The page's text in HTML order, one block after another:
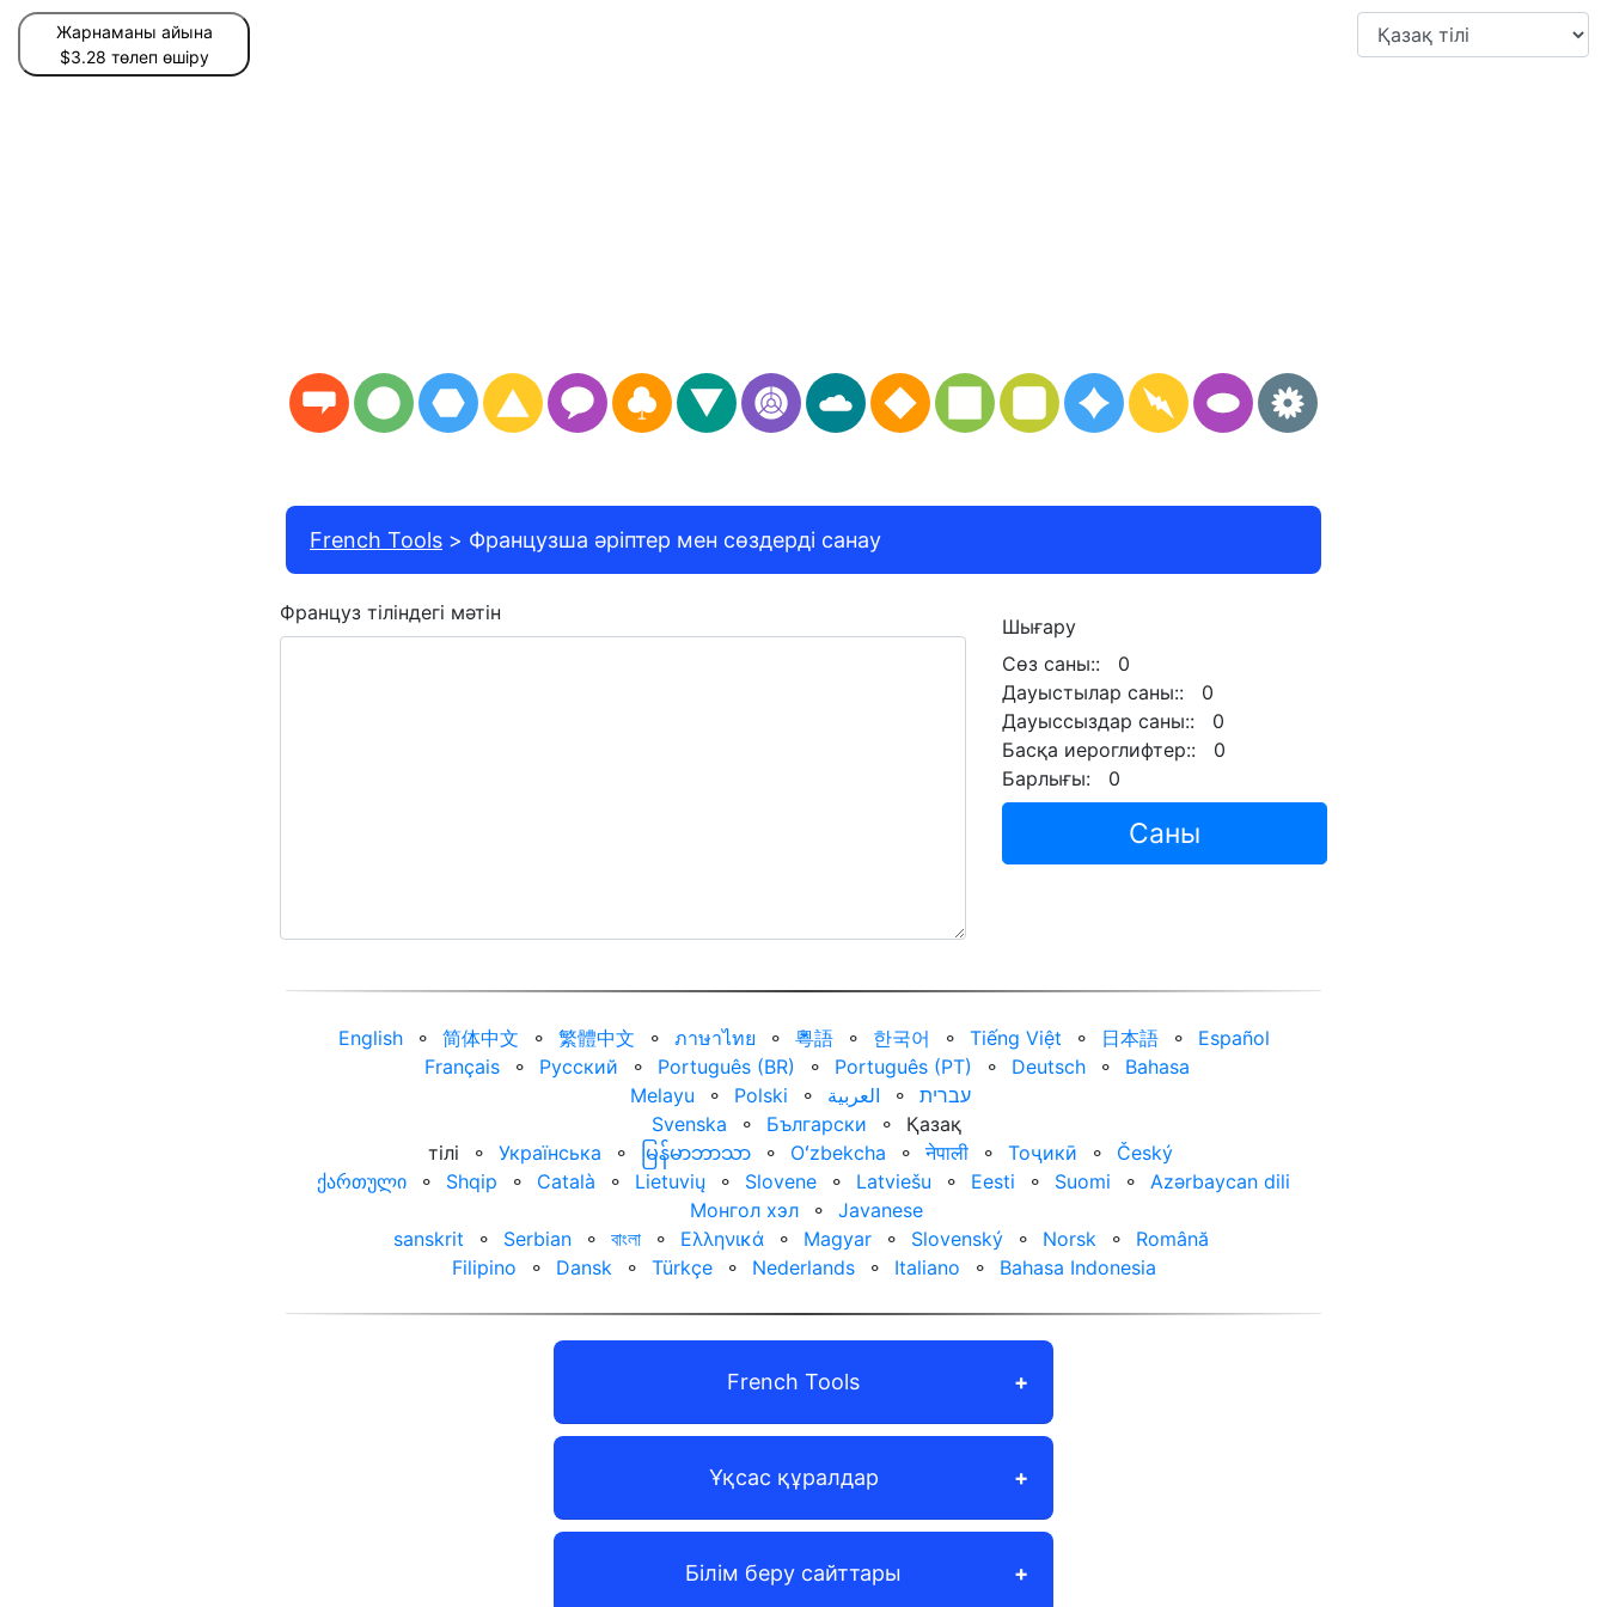
Жарнаманы айына
$3.28 төлеп өшіру
French Tools Французша әріптер мен сөздерді санау
Француз тіліндегі мәтін
Шығару
Сөз саны:: 0
Дауыстылар саны:: 0
Дауыссыздар саны:: 0
Басқа иероглифтер:: 0
Барлығы: 0
Саны
English ⚬ 简体中文 ⚬ 繁體中文 ⚬ ภาษาไทย ⚬ 粵語 ⚬ 한국어 ⚬ Tiếng Việt ⚬ 日本語 ⚬
Español
Français
⚬ Русский ⚬ Português (BR) ⚬ Português (PT) ⚬ Deutsch ⚬
Bahasa
Melayu
⚬ Polski ⚬ العربية‏ ⚬
עברית‏
Svenska
⚬ Български ⚬
Қазақ
тілі
⚬ Українська ⚬ မြန်မာဘာသာ ⚬ Oʻzbekcha ⚬ नेपाली ⚬ Тоҷикӣ ⚬
Český
ქართული
⚬ Shqip ⚬ Català ⚬ Lietuvių ⚬ Slovene ⚬ Latviešu ⚬ Eesti ⚬ Suomi ⚬
Azərbaycan dili
Монгол хэл
⚬
Javanese
sanskrit
⚬ Serbian ⚬ বাংলা ⚬ Ελληνικά ⚬ Magyar ⚬ Slovenský ⚬ Norsk ⚬
Română
Filipino
⚬ Dansk ⚬ Türkçe ⚬ Nederlands ⚬ Italiano ⚬ Bahasa Indonesia
French Tools
Ұқсас құралдар
Білім беру сайттары